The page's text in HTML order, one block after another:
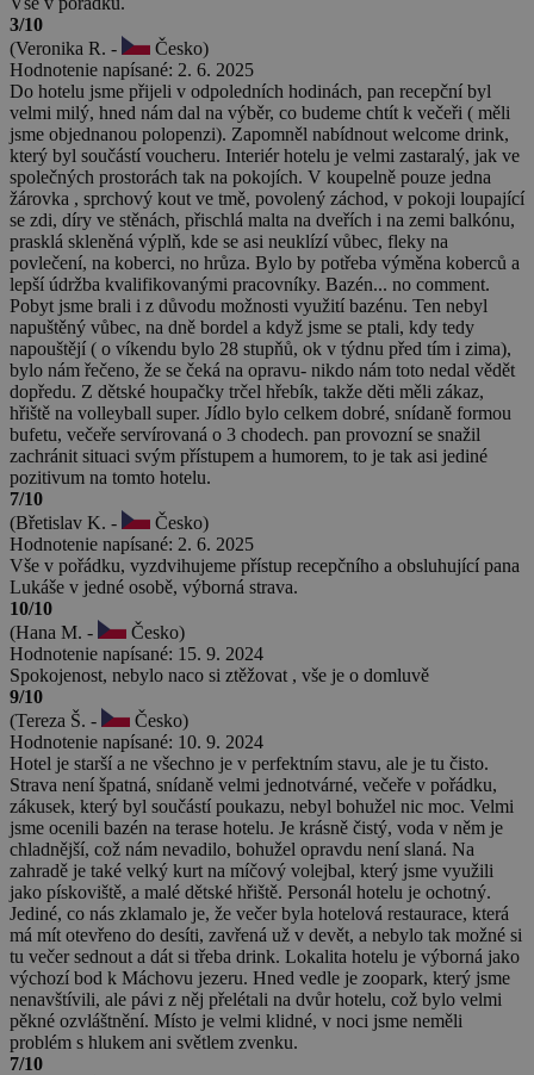
3/10
(Veronika R. -
Česko)
Hodnotenie napísané: 2. 6. 2025
Do hotelu jsme přijeli v odpoledních hodinách, pan recepční byl
velmi milý, hned nám dal na výběr, co budeme chtít k večeři ( měli
jsme objednanou polopenzi). Zapomněl nabídnout welcome drink,
který byl součástí voucheru. Interiér hotelu je velmi zastaralý, jak ve
společných prostorách tak na pokojích. V koupelně pouze jedna
žárovka , sprchový kout ve tmě, povolený záchod, v pokoji loupající
se zdi, díry ve stěnách, přischlá malta na dveřích i na zemi balkónu,
prasklá skleněná výplň, kde se asi neuklízí vůbec, fleky na
povlečení, na koberci, no hrůza. Bylo by potřeba výměna koberců a
lepší údržba kvalifikovanými pracovníky. Bazén... no comment.
Pobyt jsme brali i z důvodu možnosti využití bazénu. Ten nebyl
napuštěný vůbec, na dně bordel a když jsme se ptali, kdy tedy
napouštějí ( o víkendu bylo 28 stupňů, ok v týdnu před tím i zima),
bylo nám řečeno, že se čeká na opravu- nikdo nám toto nedal vědět
dopředu. Z dětské houpačky trčel hřebík, takže děti měli zákaz,
hřiště na volleyball super. Jídlo bylo celkem dobré, snídaně formou
bufetu, večeře servírovaná o 3 chodech. pan provozní se snažil
zachránit situaci svým přístupem a humorem, to je tak asi jediné
pozitivum na tomto hotelu.
7/10
(Břetislav K. -
Česko)
Hodnotenie napísané: 2. 6. 2025
Vše v pořádku, vyzdvihujeme přístup recepčního a obsluhující pana
Lukáše v jedné osobě, výborná strava.
10/10
(Hana M. -
Česko)
Hodnotenie napísané: 15. 9. 2024
Spokojenost, nebylo naco si ztěžovat , vše je o domluvě
9/10
(Tereza Š. -
Česko)
Hodnotenie napísané: 10. 9. 2024
Hotel je starší a ne všechno je v perfektním stavu, ale je tu čisto.
Strava není špatná, snídaně velmi jednotvárné, večeře v pořádku,
zákusek, který byl součástí poukazu, nebyl bohužel nic moc. Velmi
jsme ocenili bazén na terase hotelu. Je krásně čistý, voda v něm je
chladnější, což nám nevadilo, bohužel opravdu není slaná. Na
zahradě je také velký kurt na míčový volejbal, který jsme využili
jako pískoviště, a malé dětské hřiště. Personál hotelu je ochotný.
Jediné, co nás zklamalo je, že večer byla hotelová restaurace, která
má mít otevřeno do desíti, zavřená už v devět, a nebylo tak možné si
tu večer sednout a dát si třeba drink. Lokalita hotelu je výborná jako
výchozí bod k Máchovu jezeru. Hned vedle je zoopark, který jsme
nenavštívili, ale pávi z něj přelétali na dvůr hotelu, což bylo velmi
pěkné ozvláštnění. Místo je velmi klidné, v noci jsme neměli
problém s hlukem ani světlem zvenku.
7/10